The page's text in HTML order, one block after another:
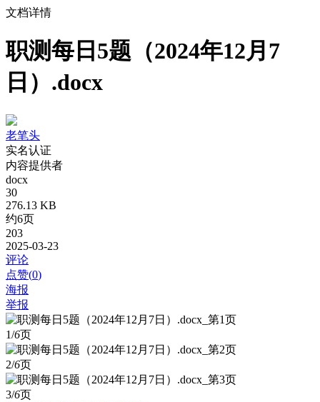
文档详情
职测每日5题（2024年12月7
日）.docx
老笔头
实名认证
内容提供者
docx
30
276.13 KB
约6页
203
2025-03-23
评论
点赞(0)
海报
举报
1/6页
2/6页
3/6页